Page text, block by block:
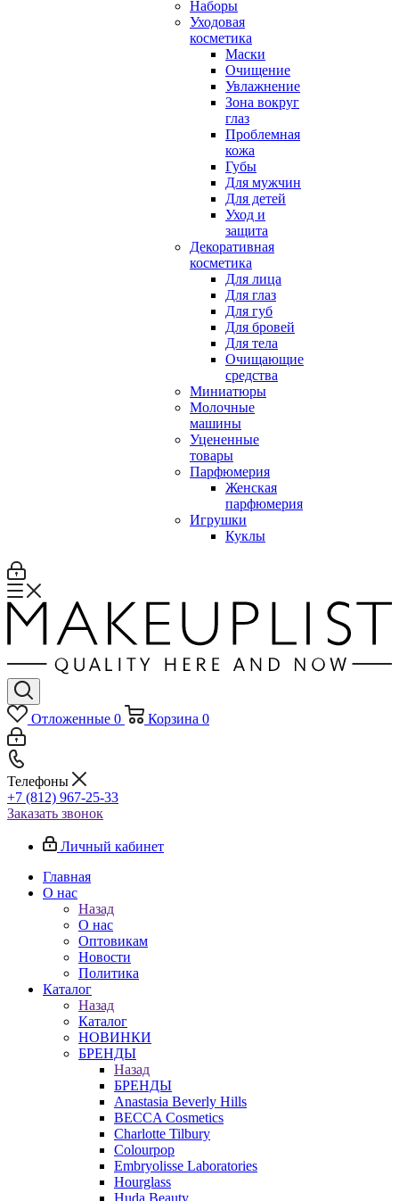
Наборы
Уходовая
косметика
Маски
Очищение
Увлажнение
Зона вокруг
глаз
Проблемная
кожа
Губы
Для мужчин
Для детей
Уход и
защита
Декоративная
косметика
Для лица
Для глаз
Для губ
Для бровей
Для тела
Очищающие
средства
Миниатюры
Молочные
машины
Уцененные
товары
Парфюмерия
Женская
парфюмерия
Игрушки
Куклы
Отложенные 0 Корзина 0
Телефоны
+7 (812) 967-25-33
Заказать звонок
Личный кабинет
Главная
О нас
Назад
О нас
Оптовикам
Новости
Политика
Каталог
Назад
Каталог
НОВИНКИ
БРЕНДЫ
Назад
БРЕНДЫ
Anastasia Beverly Hills
BECCA Cosmetics
Charlotte Tilbury
Colourpop
Embryolisse Laboratories
Hourglass
Huda Beauty